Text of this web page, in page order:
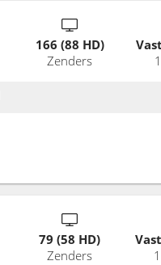
166 (88 HD)
Zenders
79 (58 HD)
Zenders